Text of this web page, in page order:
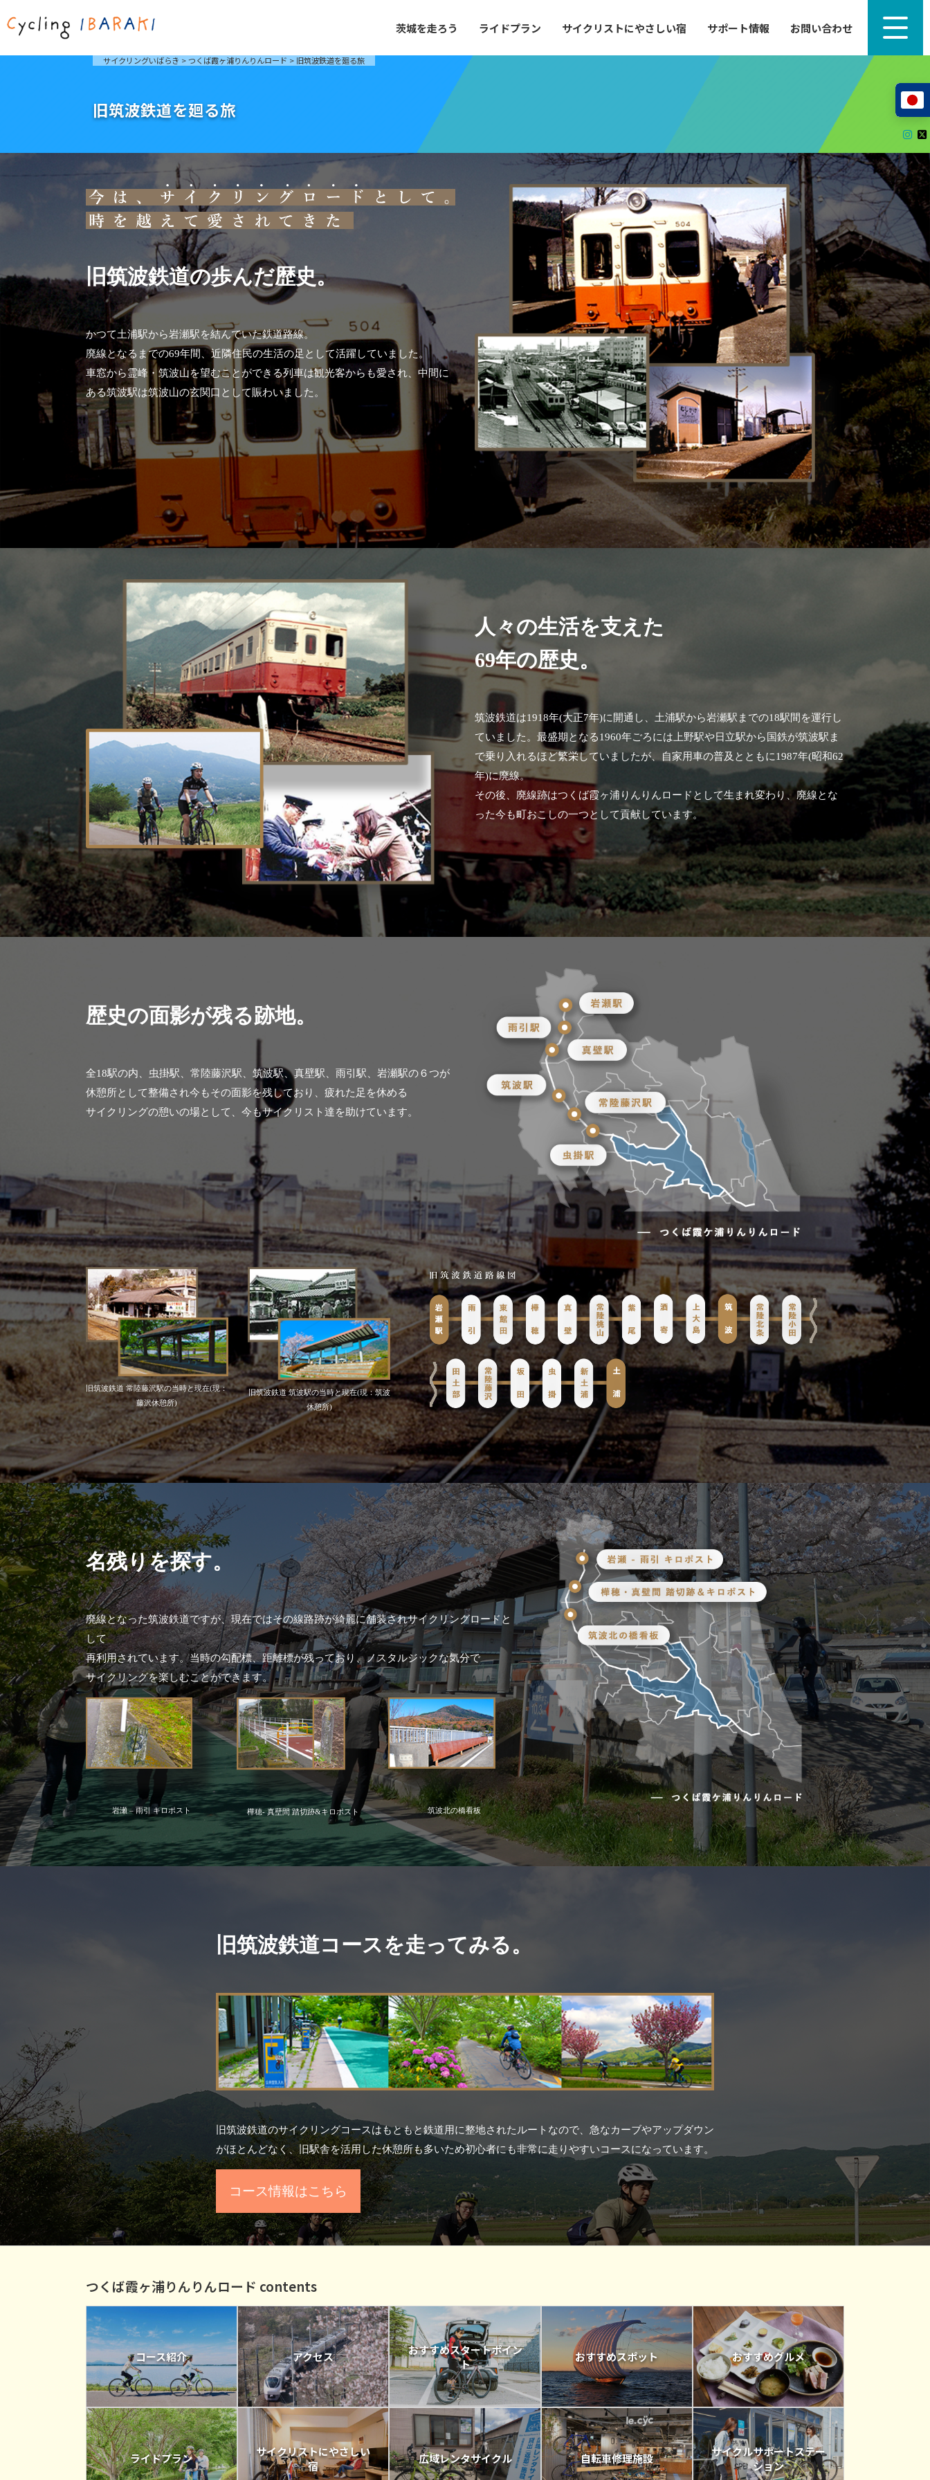
茨城を走ろう ライドプラン サイクリストにやさしい宿 サポート情報 お問い合わせ
サイクリングに茨城が人気の理由
茨城県へのアクセス
おすすめスポット
おすすめグルメ
自転車のレンタルから工具の貸し出し、修理、休
憩、トイレまで、実際に現地で役立つサポート情報
が満載で
サイクルサポートステーション
レンタサイクル
サポートライダー
自転車を安全に楽しむために
つくば霞ヶ浦りんりんロード
筑波山と霞ヶ浦をシンボルに、関東平野の自然を楽
しむ。日本を代表する「ナショナルサイクルルー
ト」のひとつ。
コース紹介
アクセス
おすすめスタートポイント
おすすめスポット
おすすめグルメ
ライドプラン
サイクリストにやさしい宿
広域レンタサイクル
自転車修理施設
サイクルサポートステーション
休憩所・トイレ
サポートライダー
りんりんスクエア土浦
つくば霞ヶ浦りんりんロード利活用推進協
オリジナルグッズ
袋田の滝、八溝山、竜神大吊橋など、里山の風景が
広がる。起伏や勾配を感じる走りごたえのあるルー
ト。
コース紹介
おすすめスタートポイント
おすすめスポット
おすすめグルメ
ライドプラン
サイクリストにやさしい宿
レンタサイクル
サイクルサポートステーション
自転車修理施設
サポートライダー
大洗・ひたち海浜シーサイドルート
リゾートエリアの大洗町・ひたちなか市を中心に、
美しく変化に富んだ海岸線などを走り抜ける爽快な
コース紹介
アクセス
おすすめスタートポイント
おすすめスポット
おすすめグルメ
ライドプラン
サイクリストにやさしい宿
レンタサイクル
サイクルサポートステーション
サポートライダー
自転車修理施設
大洗・ひたち海浜シーサイドルート利活用
推進協議会
その他の情報
ツアー造成 (学校様、旅行会社様へ)
How to スポーツバイク
リンク集
サイトマップ
お問い合わせ
プライバシーポリシー
サイクリングいばらき >つくば霞ヶ浦りんりんロード > 旧筑波鉄道を廻る旅
旧筑波鉄道を廻る旅
旧筑波鉄道の歩んだ歴史。
かつて土浦駅から岩瀬駅を結んでいた鉄道路線。
廃線となるまでの69年間、近隣住民の生活の足として活躍していました。
車窓から霊峰・筑波山を望むことができる列車は観光客からも愛され、中間に
ある筑波駅は筑波山の玄関口として賑わいました。
人々の生活を支えた
69年の歴史。
筑波鉄道は1918年(大正7年)に開通し、土浦駅から岩瀬駅までの18駅間を運行し
ていました。最盛期となる1960年ごろには上野駅や日立駅から国鉄が筑波駅ま
で乗り入れるほど繁栄していましたが、自家用車の普及とともに1987年(昭和62
年)に廃線。
その後、廃線跡はつくば霞ヶ浦りんりんロードとして生まれ変わり、廃線とな
った今も町おこしの一つとして貢献しています。
歴史の面影が残る跡地。
全18駅の内、虫掛駅、常陸藤沢駅、筑波駅、真壁駅、雨引駅、岩瀬駅の６つが
休憩所として整備され今もその面影を残しており、疲れた足を休める
サイクリングの憩いの場として、今もサイクリスト達を助けています。
旧筑波鉄道 常陸藤沢駅の当時と現在(現：
藤沢休憩所)
旧筑波鉄道 筑波駅の当時と現在(現：筑波
休憩所)
名残りを探す。
廃線となった筑波鉄道ですが、現在ではその線路跡が綺麗に舗装されサイクリングロードと
して
再利用されています。当時の勾配標、距離標が残っており、ノスタルジックな気分で
サイクリングを楽しむことができます。
岩瀬 – 雨引 キロポスト 樺穂- 真壁間 踏切跡&キロポスト 筑波北の橋看板
旧筑波鉄道コースを走ってみる。
旧筑波鉄道のサイクリングコースはもともと鉄道用に整地されたルートなので、急なカーブやアップダウン
がほとんどなく、旧駅舎を活用した休憩所も多いため初心者にも非常に走りやすいコースになっています。
コース情報はこちら
つくば霞ヶ浦りんりんロード contents
コース紹介 アクセス
おすすめスタートポイン
ト
おすすめスポット おすすめグルメ
ライドプラン
サイクリストにやさしい
宿
広域レンタサイクル 自転車修理施設
サイクルサポートステー
ション